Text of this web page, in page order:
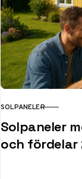
KATEGORI
SOLPANELER
Solpaneler
och fördelar